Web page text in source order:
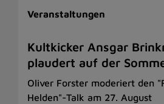
Veranstaltungen
Kultkicker Ansgar
plaudert auf der
Oliver Forster moderiert den
Helden"-Talk am 27. August